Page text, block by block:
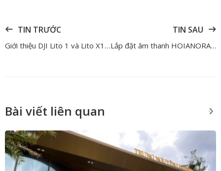
TIN TRƯỚC
Giới thiệu DJI Lito 1 và Lito X1 – Dòng flycam giá rẻ dành cho người chơi mới
TIN SAU
Lắp đặt âm thanh HOIANORA Hotel | Giải pháp khách sạn cao cấp
Bài viết liên quan